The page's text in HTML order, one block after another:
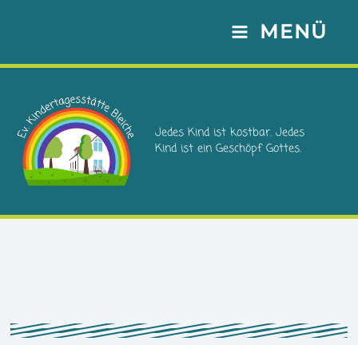
springen
MENÜ
Jedes Kind ist kostbar. Jedes
Kind ist ein Geschöpf Gottes.